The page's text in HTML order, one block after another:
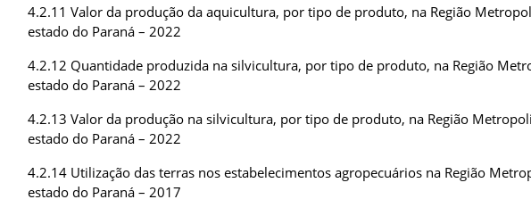
4.2.11 Valor da produção da aquicultura, por tipo de produto, na Região
estado do Paraná – 2022
4.2.12 Quantidade produzida na silvicultura, por tipo de produto, na Região
estado do Paraná – 2022
4.2.13 Valor da produção na silvicultura, por tipo de produto, na Região
estado do Paraná – 2022
4.2.14 Utilização das terras nos estabelecimentos agropecuários na Região
estado do Paraná – 2017